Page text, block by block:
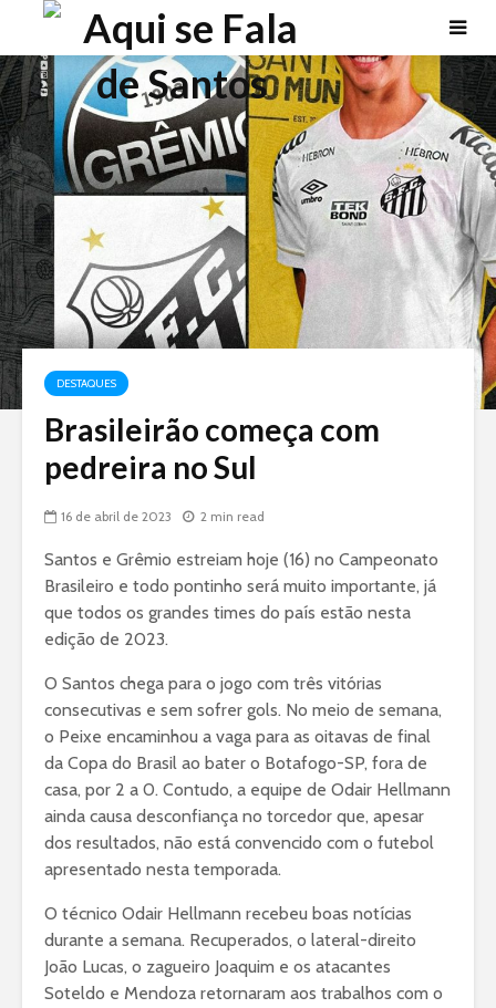
DESTAQUES
Brasileirão começa com
pedreira no Sul
16 de abril de 2023 2 min read
Santos e Grêmio estreiam hoje (16) no Campeonato
Brasileiro e todo pontinho será muito importante, já
que todos os grandes times do país estão nesta
edição de 2023.
O Santos chega para o jogo com três vitórias
consecutivas e sem sofrer gols. No meio de semana,
o Peixe encaminhou a vaga para as oitavas de final
da Copa do Brasil ao bater o Botafogo-SP, fora de
casa, por 2 a 0. Contudo, a equipe de Odair Hellmann
ainda causa desconfiança no torcedor que, apesar
dos resultados, não está convencido com o futebol
apresentado nesta temporada.
O técnico Odair Hellmann recebeu boas notícias
durante a semana. Recuperados, o lateral-direito
João Lucas, o zagueiro Joaquim e os atacantes
Soteldo e Mendoza retornaram aos trabalhos com o